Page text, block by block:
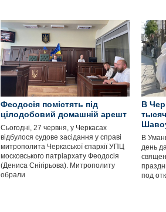
Феодосія помістять під
цілодобовий домашній арешт
Сьогодні, 27 червня, у Черкасах
відбулося судове засідання у справі
митрополита Черкаської єпархії УПЦ
московського патріархату Феодосія
(Дениса Снігірьова). Митрополиту
обрали
В
В
день
под